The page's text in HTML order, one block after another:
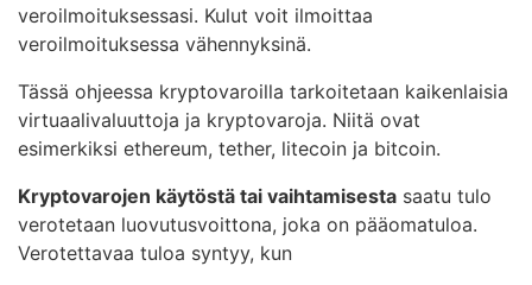
veroilmoituksessasi. Kulut voit ilmoittaa
veroilmoituksessa vähennyksinä.
Tässä ohjeessa kryptovaroilla tarkoitetaan kaikenlaisia
virtuaalivaluuttoja ja kryptovaroja. Niitä ovat
esimerkiksi ethereum, tether, litecoin ja bitcoin.
Kryptovarojen käytöstä tai vaihtamisesta saatu tulo
verotetaan luovutusvoittona, joka on pääomatuloa.
Verotettavaa tuloa syntyy, kun